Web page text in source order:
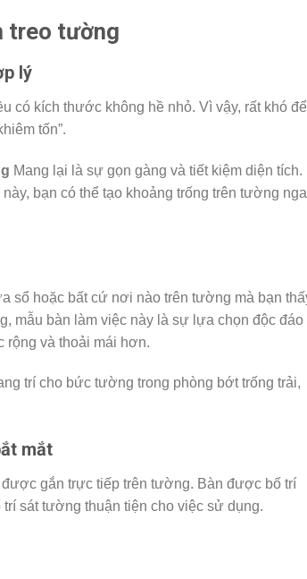
treo tường
lý
có kích thước không hề nhỏ. Vì vậy, rất khó để
tốn”.
Mang lại là sự gọn gàng và tiết kiệm diện tích.
bạn có thể tạo khoảng trống trên tường
sổ hoặc bất cứ nơi nào trên tường mà bạn
mẫu bàn làm việc này là sự lựa chọn độc đáo
rộng và thoải mái hơn.
trí cho bức tường trong phòng bớt trống trải,
mắt
gắn trực tiếp trên tường. Bàn được bố trí
sát tường thuận tiện cho việc sử dụng.